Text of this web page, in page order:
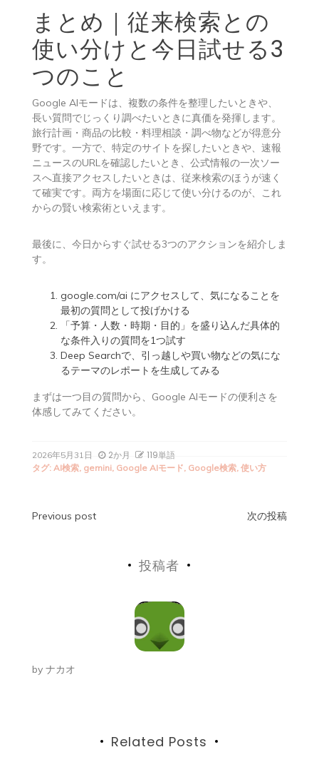
まとめ｜従来検索との
使い分けと今日試せる3
つのこと
Google AIモードは、複数の条件を整理したいときや、
長い質問でじっくり調べたいときに真価を発揮します。
旅行計画・商品の比較・料理相談・調べ物などが得意分
野です。一方で、特定のサイトを探したいときや、速報
ニュースのURLを確認したいとき、公式情報の一次ソー
スへ直接アクセスしたいときは、従来検索のほうが速く
て確実です。両方を場面に応じて使い分けるのが、これ
からの賢い検索術といえます。
最後に、今日からすぐ試せる3つのアクションを紹介しま
す。
google.com/ai にアクセスして、気になることを
最初の質問として投げかける
「予算・人数・時期・目的」を盛り込んだ具体的
な条件入りの質問を1つ試す
Deep Searchで、引っ越しや買い物などの気にな
るテーマのレポートを生成してみる
まずは一つ目の質問から、Google AIモードの便利さを
体感してみてください。
2026年5月31日 2か月 119単語
タグ: AI検索, gemini, Google AIモード, Google検索, 使い方
投
シ
Previous post 次の投稿
投稿者
by ナカオ
Related Posts